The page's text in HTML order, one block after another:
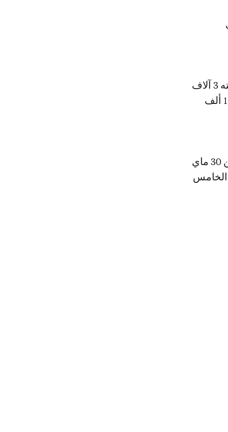
وكانت إدارة النادي المصري قد أعلنت، أمس الأحد، أنها ستقدم دعما قيمته 3 آلاف
جنيه لكل مشجع في رحلة اليوم الواحد إلى المغرب، لتصبح قيمة الرحلة 12 ألف
تجدر الإشارة إلى أن المواجهة المذكورة بين الفريقين، ستجرى يوم الإثنين 30 ماي
الخامس